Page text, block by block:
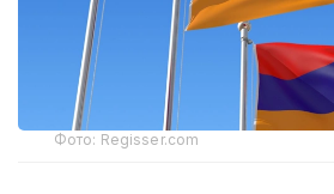
Фото: Regisser.com